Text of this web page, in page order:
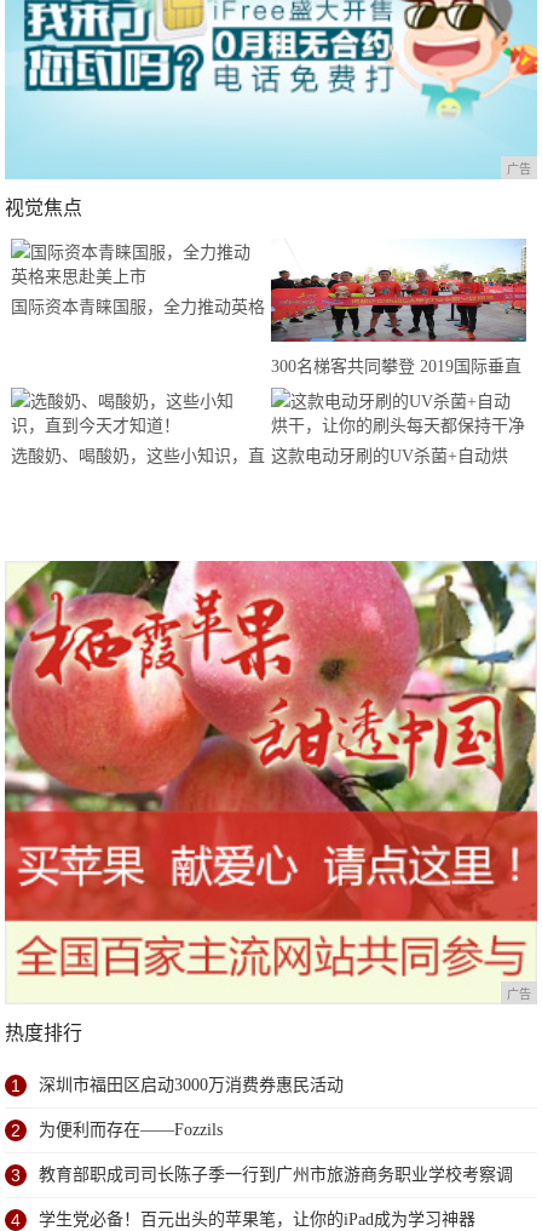
广告
视觉焦点
国际资本青睐国服，全力推动英格
300名梯客共同攀登 2019国际垂直
马拉松超级精英赛顺德海骏达中心
站欢乐开跑
选酸奶、喝酸奶，这些小知识，直 这款电动牙刷的UV杀菌+自动烘
广告
热度排行
1 深圳市福田区启动3000万消费券惠民活动
2 为便利而存在——Fozzils
3 教育部职成司司长陈子季一行到广州市旅游商务职业学校考察调
研
4 学生党必备！百元出头的苹果笔，让你的iPad成为学习神器